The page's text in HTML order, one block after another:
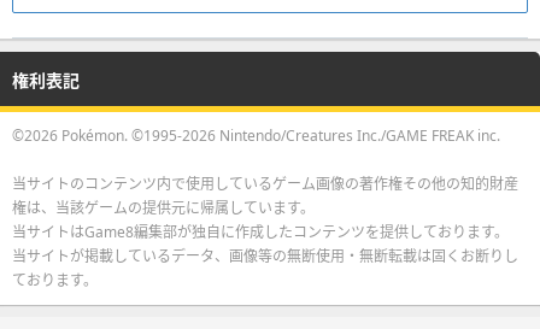
権利表記
©2026 Pokémon. ©1995-2026 Nintendo/Creatures Inc./GAME FREAK inc.
当サイトのコンテンツ内で使用しているゲーム画像の著作権その他の知的財産
権は、当該ゲームの提供元に帰属しています。
当サイトはGame8編集部が独自に作成したコンテンツを提供しております。
当サイトが掲載しているデータ、画像等の無断使用・無断転載は固くお断りし
ております。